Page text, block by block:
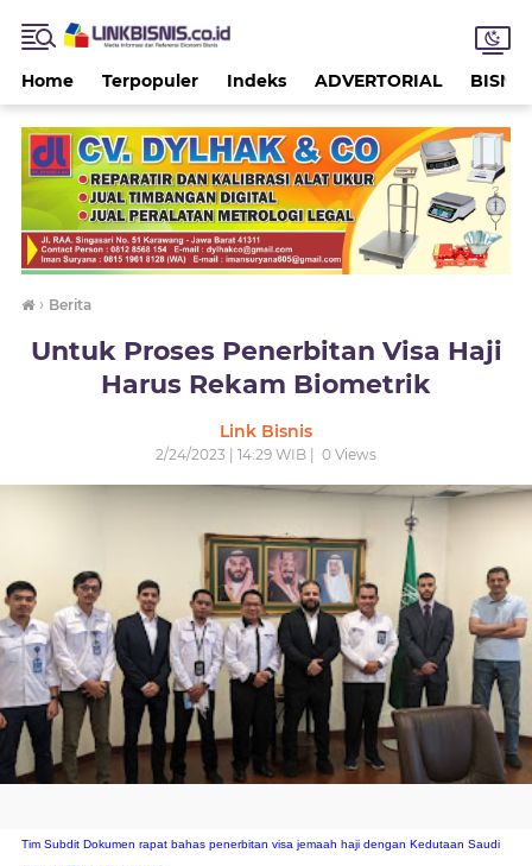
Home Terpopuler Indeks ADVERTORIAL BISNIS
› Berita
Untuk Proses Penerbitan Visa Haji
Harus Rekam Biometrik
Link Bisnis
2/24/2023 | 14:29 WIB | 0 Views
Tim Subdit Dokumen rapat bahas penerbitan visa jemaah haji dengan Kedutaan Saudi